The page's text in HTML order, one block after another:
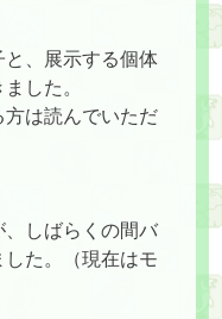
、展示する個体
した。
は読んでいただ
しばらくの間バ
た。（現在はモ